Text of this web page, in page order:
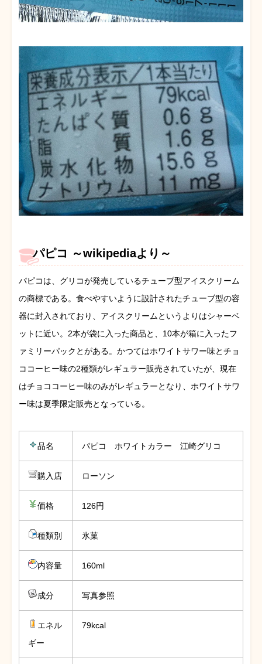
パピコ ～wikipediaより～
パピコは、グリコが発売しているチューブ型アイスクリーム
の商標である。食べやすいように設計されたチューブ型の容
器に封入されており、アイスクリームというよりはシャーベ
ットに近い。2本が袋に入った商品と、10本が箱に入ったフ
ァミリーパックとがある。かつてはホワイトサワー味とチョ
ココーヒー味の2種類がレギュラー販売されていたが、現在
はチョココーヒー味のみがレギュラーとなり、ホワイトサワ
ー味は夏季限定販売となっている。
品名 パピコ ホワイトカラー 江崎グリコ
購入店 ローソン
価格 126円
種類別 氷菓
内容量 160ml
成分 写真参照
エネル
ギー
79kcal